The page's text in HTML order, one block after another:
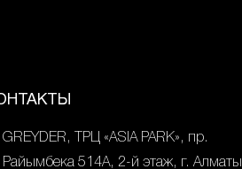
GREYDER, ТРЦ «ASIA PARK», пр.
Райымбека 514А, 2-й этаж, г. Алматы